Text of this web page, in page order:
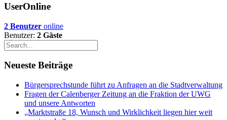
UserOnline
2 Benutzer online
Benutzer: 2 Gäste
Neueste Beiträge
Bürgersprechstunde führt zu Anfragen an die Stadtverwaltung
Fragen der Calenberger Zeitung an die Fraktion der UWG
und unsere Antworten
„Marktstraße 18, Wunsch und Wirklichkeit liegen hier weit